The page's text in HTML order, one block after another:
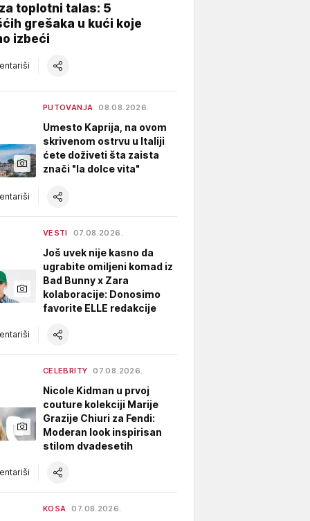
toplotni talas: 5
grešaka u kući koje
izbeći
PUTOVANJA 08.08.2026.
Umesto Kaprija, na ovom
skrivenom ostrvu u Italiji
ćete doživeti šta zaista
znači "la dolce vita"
VESTI 07.08.2026.
Još uvek nije kasno da
ugrabite omiljeni komad iz
Bad Bunny x Zara
kolaboracije: Donosimo
favorite ELLE redakcije
CELEBRITY 07.08.2026.
Nicole Kidman u prvoj
couture kolekciji Marije
Grazije Chiuri za Fendi:
Moderan look inspirisan
stilom dvadesetih
KOSA 07.08.2026.